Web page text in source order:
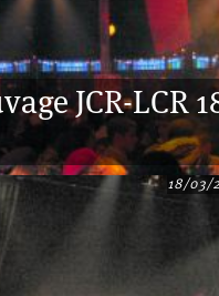
JCR-LCR
18/03/